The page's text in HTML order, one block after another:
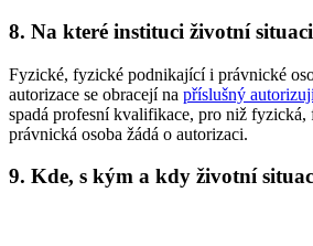
8. Na které instituci životní
Fyzické, fyzické podnikající i právnické
autorizace se obracejí na příslušný
spadá profesní kvalifikace, pro niž
právnická osoba žádá o autorizaci.
9. Kde, s kým a kdy životní